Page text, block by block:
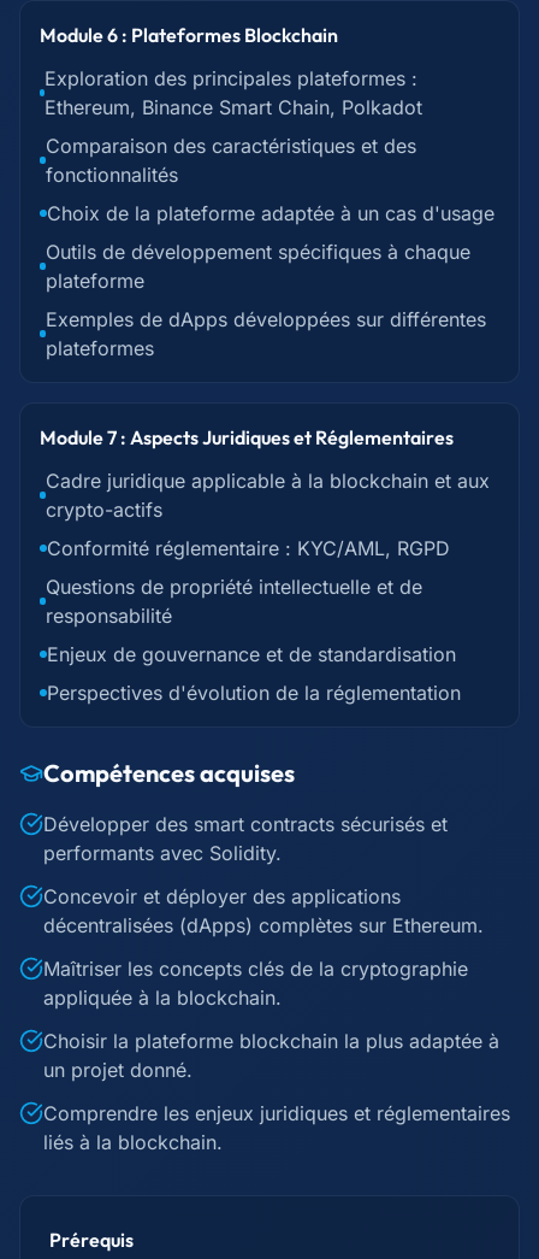
Module 6 : Plateformes Blockchain
Exploration des principales plateformes :
Ethereum, Binance Smart Chain, Polkadot
Comparaison des caractéristiques et des
fonctionnalités
Choix de la plateforme adaptée à un cas d'usage
Outils de développement spécifiques à chaque
plateforme
Exemples de dApps développées sur différentes
plateformes
Module 7 : Aspects Juridiques et Réglementaires
Cadre juridique applicable à la blockchain et aux
crypto-actifs
Conformité réglementaire : KYC/AML, RGPD
Questions de propriété intellectuelle et de
responsabilité
Enjeux de gouvernance et de standardisation
Perspectives d'évolution de la réglementation
Compétences acquises
Développer des smart contracts sécurisés et
performants avec Solidity.
Concevoir et déployer des applications
décentralisées (dApps) complètes sur Ethereum.
Maîtriser les concepts clés de la cryptographie
appliquée à la blockchain.
Choisir la plateforme blockchain la plus adaptée à
un projet donné.
Comprendre les enjeux juridiques et réglementaires
liés à la blockchain.
Prérequis